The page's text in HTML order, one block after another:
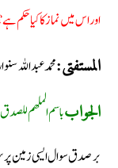
اور اس میں نماز کا کیا حکم
المستفتی:محمد عبد اللہ
الجوابباسم الملھم
بر صدق سوال ایسی زمین پر